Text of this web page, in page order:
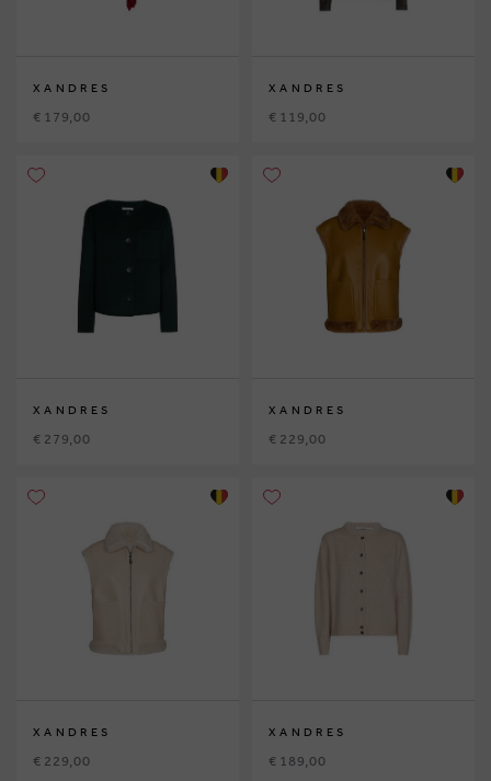
XANDRES
€ 179,00
XANDRES
€ 119,00
XANDRES
€ 279,00
XANDRES
€ 229,00
XANDRES
€ 229,00
XANDRES
€ 189,00